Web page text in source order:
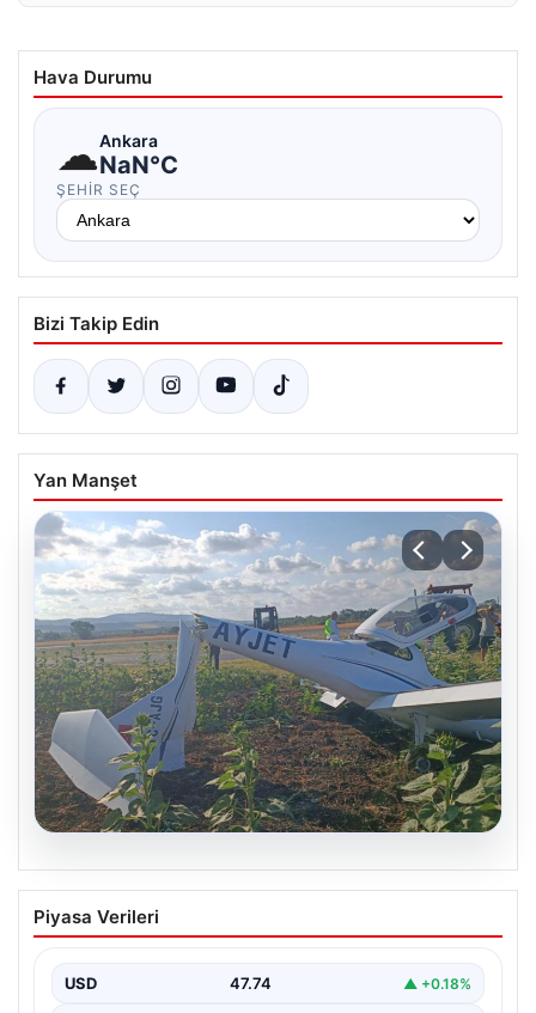
Hava Durumu
☁Ankara
NaN°C
ŞEHIR SEÇ
Bizi Takip Edin
Yan Manşet
06.08.2026
Eğitim uçağı sert iniş yaptı. Öğrenci
pilot yaralandı
Piyasa Verileri
USD 47.74 ▲ +0.18%